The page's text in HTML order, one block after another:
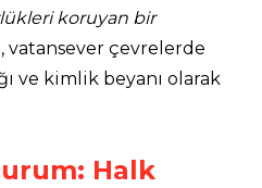
koruyan bir
vatansever çevrelerde
ve kimlik beyanı olarak
Halk